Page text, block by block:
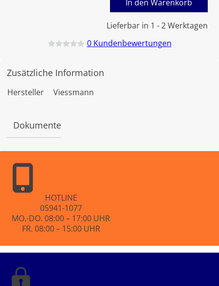
Lieferbar in 1 - 2 Werktagen
In den Warenkorb
e
t
v
0Kundenbewertungen
Zusätzliche Information
Hersteller Viessmann
Dokumente
HOTLINE
05941-1077
MO.-DO. 08:00 – 17:00 UHR
FR. 08:00 – 15:00 UHR